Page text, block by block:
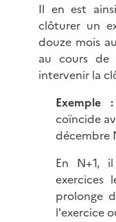
Il en est
clôturer un
douze mois
au cours de
intervenir la
Exemple :
coïncide
décembre
En N+1,
exercices
prolonge
l'exercice